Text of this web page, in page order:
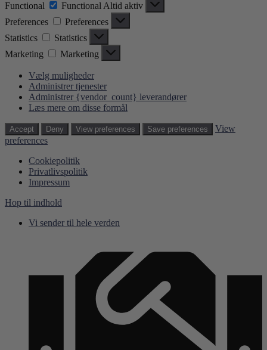
Functional
Functional Altid aktiv
Preferences
Preferences
Statistics
Statistics
Marketing
Marketing
Vælg muligheder
Administrer tjenester
Administrer {vendor_count} leverandører
Læs mere om disse formål
Accept Deny View preferences Save preferences
View
preferences
Cookiepolitik
Privatlivspolitik
Impressum
Hop til indhold
Vi sender til hele verden